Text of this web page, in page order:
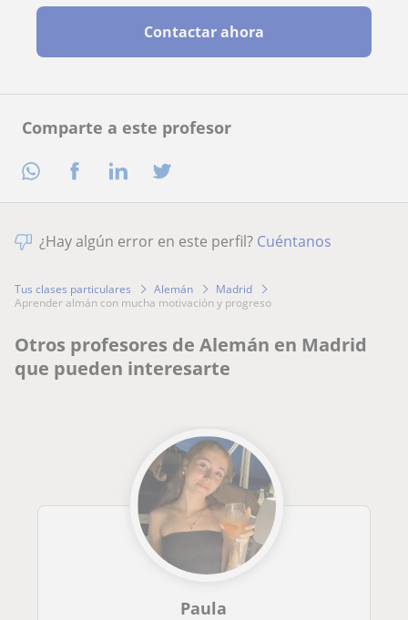
Comparte a este profesor
Contactar ahora
¿Hay algún error en este perfil? Cuéntanos
Tus clases particulares Alemán
Madrid
aprender almán con mucha motivación y progreso
Otros profesores de Alemán en Madrid
que pueden interesarte
Paula